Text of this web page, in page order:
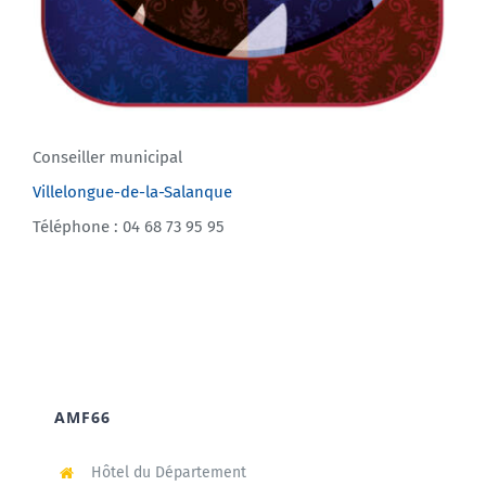
Conseiller municipal
Villelongue-de-la-Salanque
Téléphone : 04 68 73 95 95
AMF66
Hôtel du Département